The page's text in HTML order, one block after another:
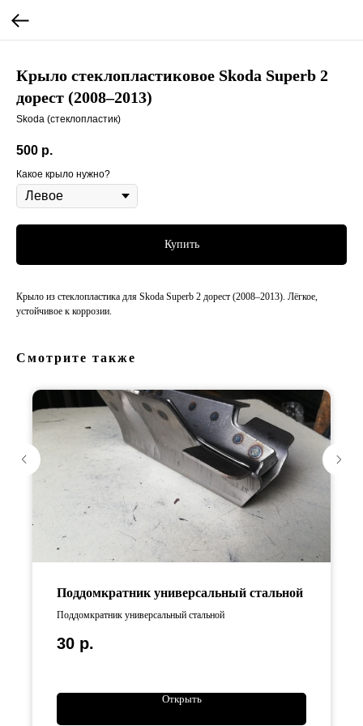
Крыло стеклопластиковое Skoda Superb 2
дорест (2008–2013)
Skoda (стеклопластик)
500 р.
Какое крыло нужно?
Купить
Крыло из стеклопластика для Skoda Superb 2 дорест (2008–2013). Лёгкое,
устойчивое к коррозии.
Смотрите также
Поддомкратник универсальный стальной
Поддомкратник универсальный стальной
30 р.
Открыть